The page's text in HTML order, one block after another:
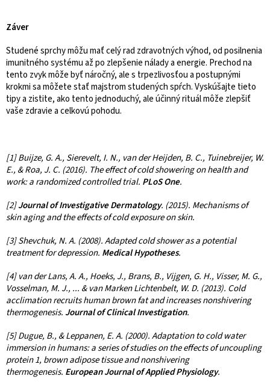
Záver
Studené sprchy môžu mať celý rad zdravotných výhod, od posilnenia
imunitného systému až po zlepšenie nálady a energie. Prechod na
tento zvyk môže byť náročný, ale s trpezlivosťou a postupnými
krokmi sa môžete stať majstrom studených spŕch. Vyskúšajte tieto
tipy a zistite, ako tento jednoduchý, ale účinný rituál môže zlepšiť
vaše zdravie a celkovú pohodu.
[1] Buijze, G. A., Sierevelt, I. N., van der Heijden, B. C., Tuinebreijer, W.
E., & Roa, J. C. (2016). The effect of cold showering on health and
work: a randomized controlled trial. PLoS One.
[2]Journal of Investigative Dermatology. (2015). Mechanisms of
skin aging and the effects of cold exposure on skin.
[3] Shevchuk, N. A. (2008). Adapted cold shower as a potential
treatment for depression. Medical Hypotheses.
[4] van der Lans, A. A., Hoeks, J., Brans, B., Vijgen, G. H., Visser, M. G.,
Vosselman, M. J., ... & van Marken Lichtenbelt, W. D. (2013). Cold
acclimation recruits human brown fat and increases nonshivering
thermogenesis. Journal of Clinical Investigation.
[5] Dugue, B., & Leppanen, E. A. (2000). Adaptation to cold water
immersion in humans: a series of studies on the effects of uncoupling
protein 1, brown adipose tissue and nonshivering
thermogenesis. European Journal of Applied Physiology.